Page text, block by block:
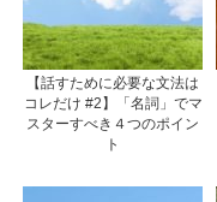
【話すために必要な文法は
コレだけ #2】「名詞」でマ
スターすべき４つのポイン
ト